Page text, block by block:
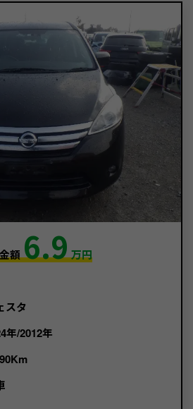
額6.9万円
スタ
年/2012年